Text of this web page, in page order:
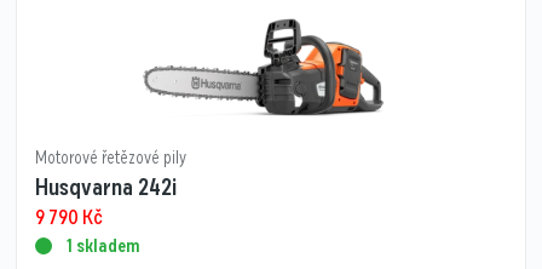
Motorové řetězové pily
Husqvarna 242i
9 790 Kč
1 skladem